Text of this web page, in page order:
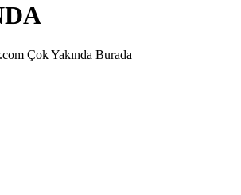
Çok Yakında Burada